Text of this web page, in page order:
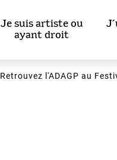
Je suis artiste ou
ayant droit
Retrouvez l'ADAGP au